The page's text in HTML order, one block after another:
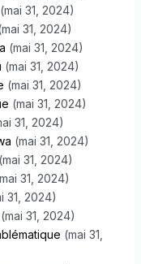
(mai 31, 2024)
31, 2024)
(mai 31, 2024)
(mai 31, 2024)
(mai 31, 2024)
(mai 31, 2024)
31, 2024)
(mai 31, 2024)
(mai 31, 2024)
31, 2024)
31, 2024)
(mai 31, 2024)
(mai 31,